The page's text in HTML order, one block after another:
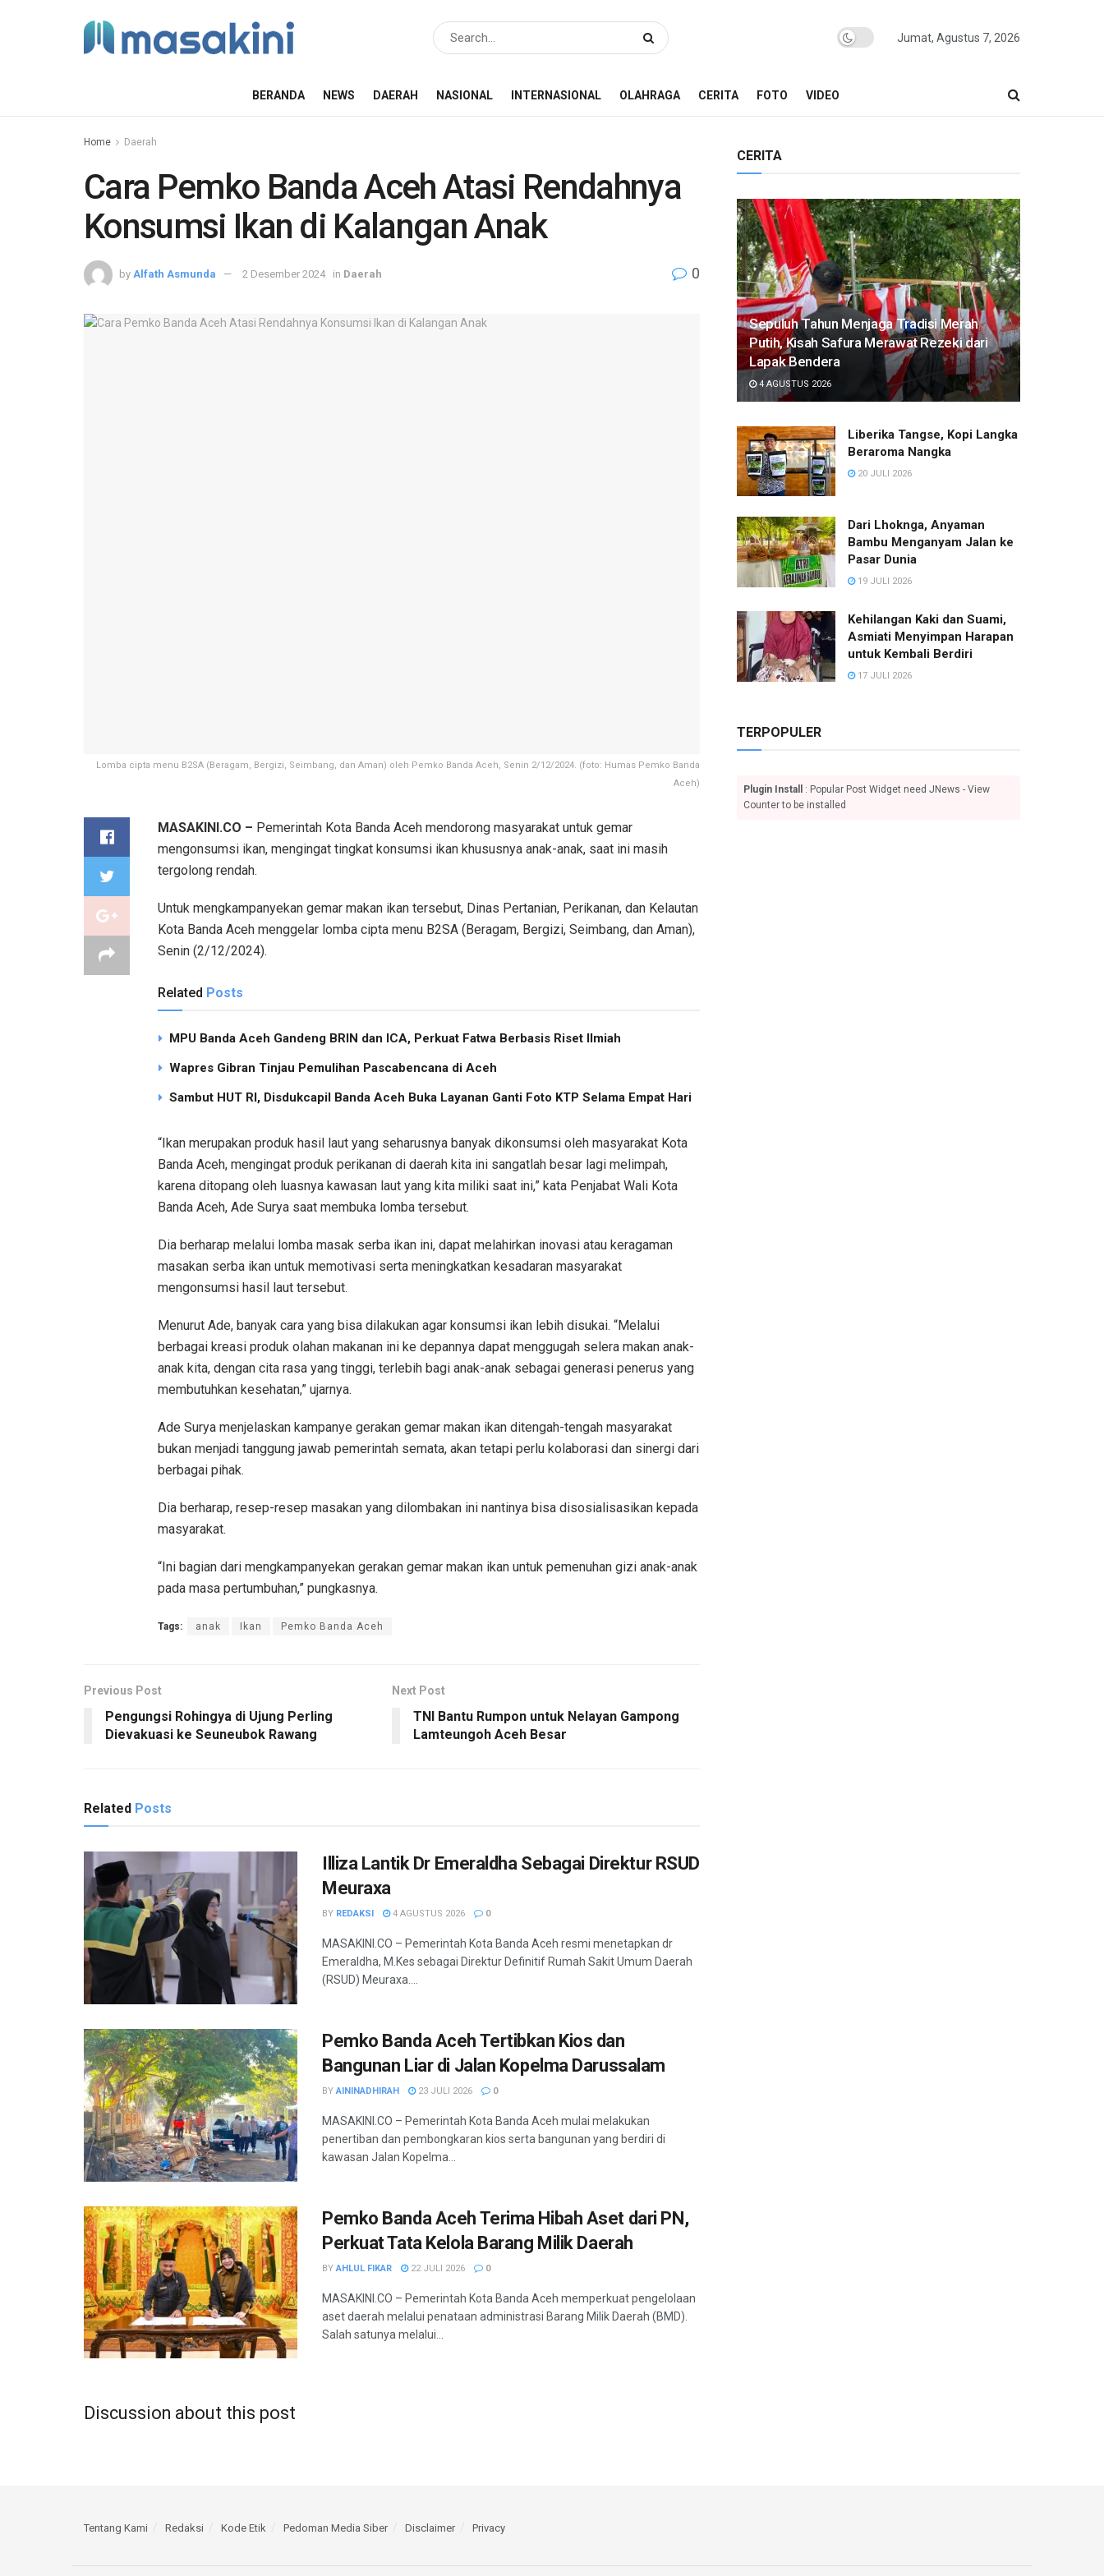
Jumat, Agustus 7, 2026
BERANDA NEWS DAERAH NASIONAL INTERNASIONAL OLAHRAGA CERITA FOTO VIDEO
Home Daerah
Cara Pemko Banda Aceh Atasi Rendahnya
Konsumsi Ikan di Kalangan Anak
by Alfath Asmunda 2 Desember 2024 in Daerah 0
Lomba cipta menu B2SA (Beragam, Bergizi, Seimbang, dan Aman) oleh Pemko Banda Aceh, Senin 2/12/2024. (foto: Humas Pemko Banda
Aceh)
MASAKINI.CO – Pemerintah Kota Banda Aceh mendorong masyarakat untuk gemar
mengonsumsi ikan, mengingat tingkat konsumsi ikan khususnya anak-anak, saat ini masih
tergolong rendah.
Untuk mengkampanyekan gemar makan ikan tersebut, Dinas Pertanian, Perikanan, dan Kelautan
Kota Banda Aceh menggelar lomba cipta menu B2SA (Beragam, Bergizi, Seimbang, dan Aman),
Senin (2/12/2024).
Related Posts
MPU Banda Aceh Gandeng BRIN dan ICA, Perkuat Fatwa Berbasis Riset Ilmiah
Wapres Gibran Tinjau Pemulihan Pascabencana di Aceh
Sambut HUT RI, Disdukcapil Banda Aceh Buka Layanan Ganti Foto KTP Selama Empat Hari
“Ikan merupakan produk hasil laut yang seharusnya banyak dikonsumsi oleh masyarakat Kota
Banda Aceh, mengingat produk perikanan di daerah kita ini sangatlah besar lagi melimpah,
karena ditopang oleh luasnya kawasan laut yang kita miliki saat ini,” kata Penjabat Wali Kota
Banda Aceh, Ade Surya saat membuka lomba tersebut.
Dia berharap melalui lomba masak serba ikan ini, dapat melahirkan inovasi atau keragaman
masakan serba ikan untuk memotivasi serta meningkatkan kesadaran masyarakat
mengonsumsi hasil laut tersebut.
Menurut Ade, banyak cara yang bisa dilakukan agar konsumsi ikan lebih disukai. “Melalui
berbagai kreasi produk olahan makanan ini ke depannya dapat menggugah selera makan anak-
anak kita, dengan cita rasa yang tinggi, terlebih bagi anak-anak sebagai generasi penerus yang
membutuhkan kesehatan,” ujarnya.
Ade Surya menjelaskan kampanye gerakan gemar makan ikan ditengah-tengah masyarakat
bukan menjadi tanggung jawab pemerintah semata, akan tetapi perlu kolaborasi dan sinergi dari
berbagai pihak.
Dia berharap, resep-resep masakan yang dilombakan ini nantinya bisa disosialisasikan kepada
masyarakat.
“Ini bagian dari mengkampanyekan gerakan gemar makan ikan untuk pemenuhan gizi anak-anak
pada masa pertumbuhan,” pungkasnya.
Tags: anak Ikan Pemko Banda Aceh
Previous Post
Pengungsi Rohingya di Ujung Perling
Dievakuasi ke Seuneubok Rawang
Next Post
TNI Bantu Rumpon untuk Nelayan Gampong
Lamteungoh Aceh Besar
Related Posts
Illiza Lantik Dr Emeraldha Sebagai Direktur RSUD
Meuraxa
BY REDAKSI 4 AGUSTUS 2026 0
MASAKINI.CO – Pemerintah Kota Banda Aceh resmi menetapkan dr
Emeraldha, M.Kes sebagai Direktur Definitif Rumah Sakit Umum Daerah
(RSUD) Meuraxa....
Pemko Banda Aceh Tertibkan Kios dan
Bangunan Liar di Jalan Kopelma Darussalam
BY AININADHIRAH 23 JULI 2026 0
MASAKINI.CO – Pemerintah Kota Banda Aceh mulai melakukan
penertiban dan pembongkaran kios serta bangunan yang berdiri di
kawasan Jalan Kopelma...
Pemko Banda Aceh Terima Hibah Aset dari PN,
Perkuat Tata Kelola Barang Milik Daerah
BY AHLUL FIKAR 22 JULI 2026 0
MASAKINI.CO – Pemerintah Kota Banda Aceh memperkuat pengelolaan
aset daerah melalui penataan administrasi Barang Milik Daerah (BMD).
Salah satunya melalui...
Discussion about this post
CERITA
Sepuluh Tahun Menjaga Tradisi Merah
Putih, Kisah Safura Merawat Rezeki dari
Lapak Bendera
4 AGUSTUS 2026
Liberika Tangse, Kopi Langka
Beraroma Nangka
20 JULI 2026
Dari Lhoknga, Anyaman
Bambu Menganyam Jalan ke
Pasar Dunia
19 JULI 2026
Kehilangan Kaki dan Suami,
Asmiati Menyimpan Harapan
untuk Kembali Berdiri
17 JULI 2026
TERPOPULER
Plugin Install
: Popular Post Widget need JNews - View
Counter to be installed
Tentang Kami Redaksi Kode Etik Pedoman Media Siber Disclaimer Privacy